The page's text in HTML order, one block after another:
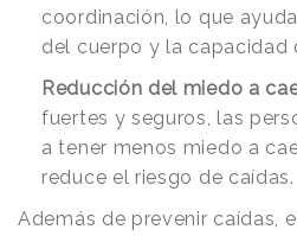
coordinación, lo que
del cuerpo y la capacidad
Reducción del miedo a
fuertes y seguros, las
a tener menos miedo a
reduce el riesgo de caídas.
Además de prevenir caídas,